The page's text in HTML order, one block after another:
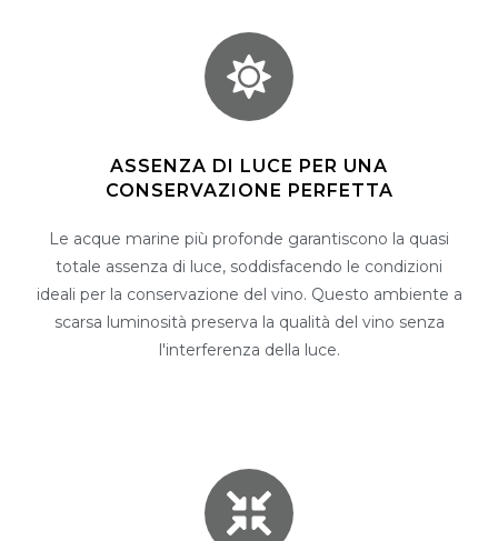
ASSENZA DI LUCE PER UNA
CONSERVAZIONE PERFETTA
Le acque marine più profonde garantiscono la quasi
totale assenza di luce, soddisfacendo le condizioni
ideali per la conservazione del vino. Questo ambiente a
scarsa luminosità preserva la qualità del vino senza
l'interferenza della luce.